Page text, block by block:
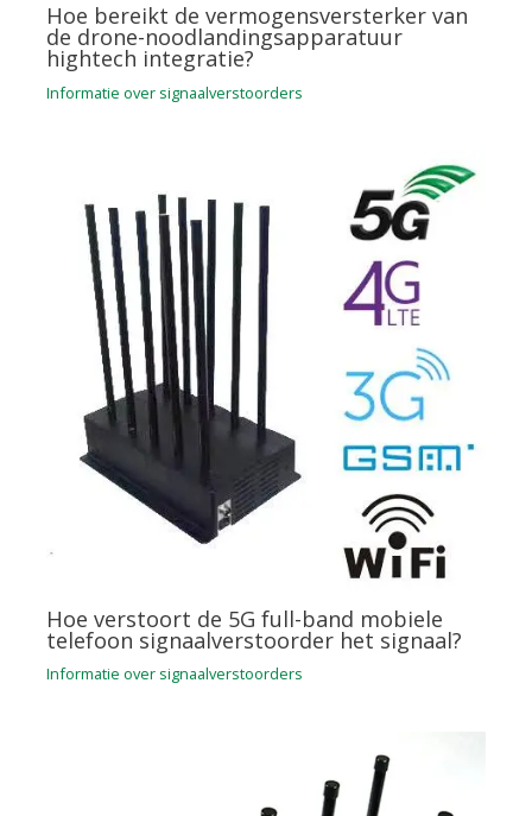
Hoe bereikt de vermogensversterker van
de drone-noodlandingsapparatuur
hightech integratie?
Informatie over signaalverstoorders
Hoe verstoort de 5G full-band mobiele
telefoon signaalverstoorder het signaal?
Informatie over signaalverstoorders